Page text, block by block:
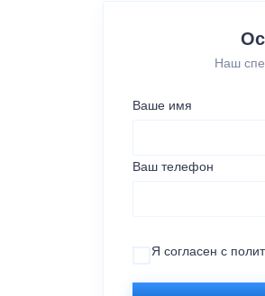
Наш
Ваше имя
Ваш телефон
Я согласен с